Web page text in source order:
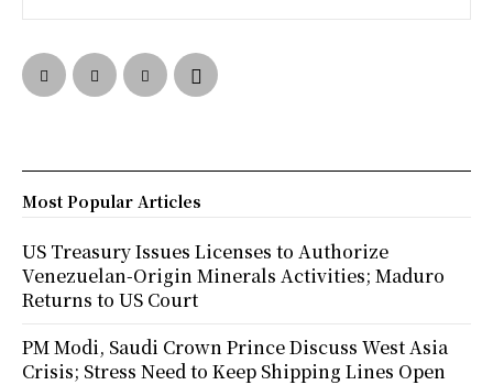
Most Popular Articles
US Treasury Issues Licenses to Authorize
Venezuelan-Origin Minerals Activities; Maduro
Returns to US Court
PM Modi, Saudi Crown Prince Discuss West Asia
Crisis; Stress Need to Keep Shipping Lines Open